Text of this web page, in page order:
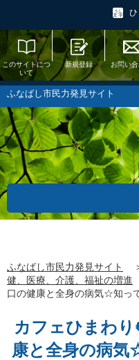
ひ
このサイトにつ
いて
新規登録 お問い
ふなばし市民力発見サイト
ふなばし市民力発見サイト
健、医療、介護、福祉の増進
口の健康と全身の病気☆知っ
カフェひまわ
康と全身の病